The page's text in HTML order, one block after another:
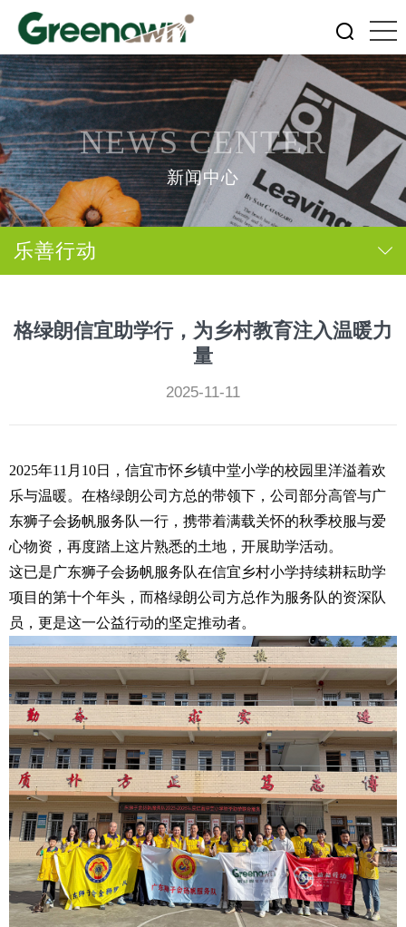
NEWS CENTER
新闻中心
乐善行动
格绿朗信宜助学行，为乡村教育注入温暖力
量
2025-11-11
2025年11月10日，信宜市怀乡镇中堂小学的校园里洋溢着欢
乐与温暖。在格绿朗公司方总的带领下，公司部分高管与广
东狮子会扬帆服务队一行，携带着满载关怀的秋季校服与爱
心物资，再度踏上这片熟悉的土地，开展助学活动。
这已是广东狮子会扬帆服务队在信宜乡村小学持续耕耘助学
项目的第十个年头，而格绿朗公司方总作为服务队的资深队
员，更是这一公益行动的坚定推动者。